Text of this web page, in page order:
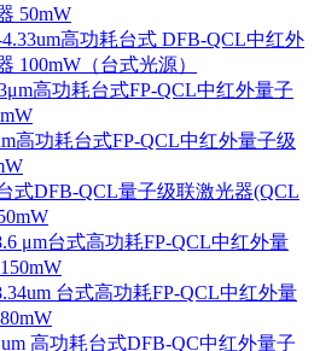
50mW
高功耗台式 DFB-QCL中红外
100mW（台式光源）
高功耗台式FP-QCL中红外量子
高功耗台式FP-QCL中红外量子级
式DFB-QCL量子级联激光器(QCL
μm台式高功耗FP-QCL中红外量
台式高功耗FP-QCL中红外量
高功耗台式DFB-QC中红外量子